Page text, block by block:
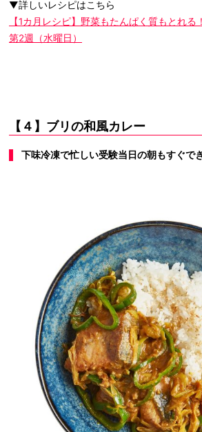
▼詳しいレシピはこちら
【1カ月レシピ】野菜もたんぱく質もとれ
第2週（水曜日）
【４】ブリの和風カレー
下味冷凍で忙しい受験当日の朝もすぐで